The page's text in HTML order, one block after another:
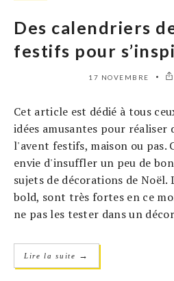
Des calendriers
festifs pour
17 NOVEMBRE
Cet article est dédié à tous
idées amusantes pour réaliser
l'avent festifs, maison ou pas.
envie d'insuffler un peu de
sujets de décorations de Noël.
bold, sont très fortes en ce
ne pas les tester dans un
Lire la suite →